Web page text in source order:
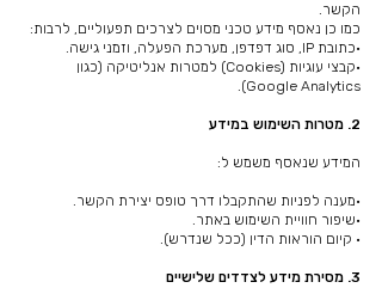
הקשר.
כמו כן נאסף מידע טכני מסוים לצרכים תפעוליים, לרבות:
•כתובת IP, סוג דפדפן, מערכת הפעלה, וזמני גישה.
•קבצי עוגיות (Cookies) למטרות אנליטיקה (כגון
Google Analytics).
2. מטרות השימוש במידע
המידע שנאסף משמש ל:
•מענה לפניות שהתקבלו דרך טופס יצירת הקשר.
•שיפור חוויית השימוש באתר.
• קיום הוראות הדין (ככל שנדרש).
3. מסירת מידע לצדדים שלישיים